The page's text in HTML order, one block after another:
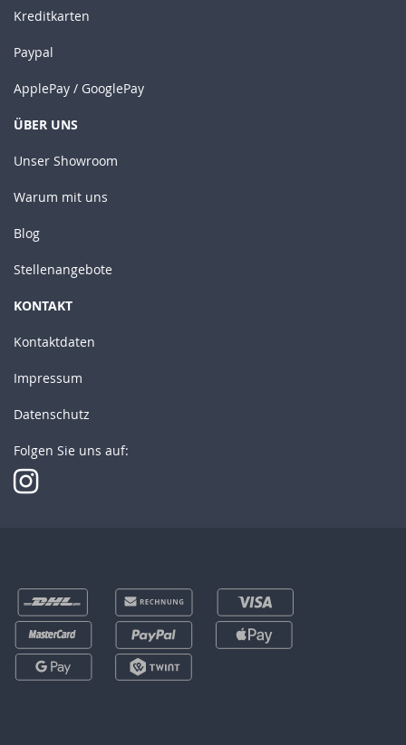
Kreditkarten
Paypal
ApplePay / GooglePay
ÜBER UNS
Unser Showroom
Warum mit uns
Blog
Stellenangebote
KONTAKT
Kontaktdaten
Impressum
Datenschutz
Folgen Sie uns auf: